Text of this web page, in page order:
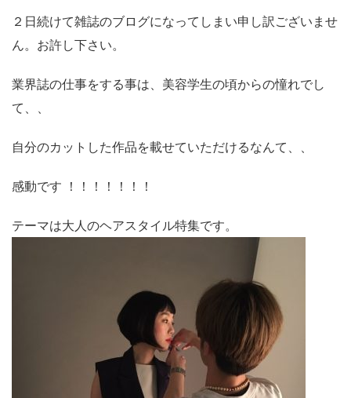
２日続けて雑誌のブログになってしまい申し訳ございませ
ん。お許し下さい。
業界誌の仕事をする事は、美容学生の頃からの憧れでし
て、、
自分のカットした作品を載せていただけるなんて、、
感動です ！！！！！！！
テーマは大人のヘアスタイル特集です。